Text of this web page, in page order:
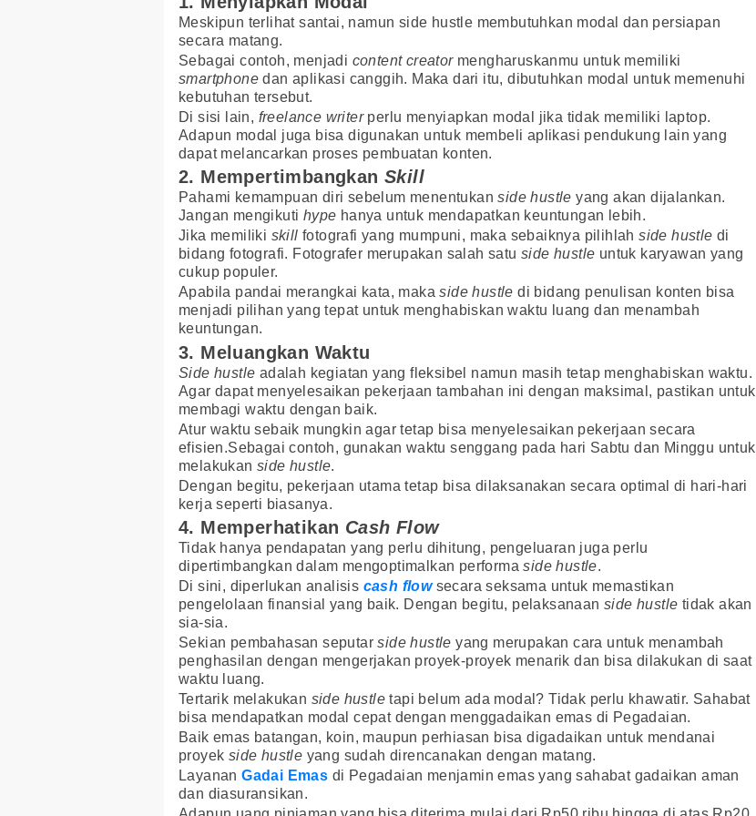
Meskipun terlihat santai, namun side hustle membutuhkan modal dan persiapan
secara matang.
Sebagai contoh, menjadi content creatormengharuskanmu untuk memiliki
smartphone dan aplikasi canggih. Maka dari itu, dibutuhkan modal untuk memenuhi
kebutuhan tersebut.
Di sisi lain, freelance writerperlu menyiapkan modal jika tidak memiliki laptop.
Adapun modal juga bisa digunakan untuk membeli aplikasi pendukung lain yang
dapat melancarkan proses pembuatan konten.
2. Mempertimbangkan Skill
Pahami kemampuan diri sebelum menentukanside hustle yang akan dijalankan.
Jangan mengikuti hype hanya untuk mendapatkan keuntungan lebih.
Jika memiliki skill fotografi yang mumpuni, maka sebaiknya pilihlahside hustle di
bidang fotografi. Fotografer merupakan salah satu side hustle untuk karyawan yang
cukup populer.
Apabila pandai merangkai kata, makaside hustle di bidang penulisan konten bisa
menjadi pilihan yang tepat untuk menghabiskan waktu luang dan menambah
keuntungan.
3. Meluangkan Waktu
Side hustle adalah kegiatan yang fleksibel namun masih tetap menghabiskan waktu.
Agar dapat menyelesaikan pekerjaan tambahan ini dengan maksimal, pastikan untuk
membagi waktu dengan baik.
Atur waktu sebaik mungkin agar tetap bisa menyelesaikan pekerjaan secara
efisien.Sebagai contoh, gunakan waktu senggang pada hari Sabtu dan Minggu untuk
melakukanside hustle.
Dengan begitu, pekerjaan utama tetap bisa dilaksanakan secara optimal di hari-hari
kerja seperti biasanya.
4. Memperhatikan Cash Flow
Tidak hanya pendapatan yang perlu dihitung, pengeluaran juga perlu
dipertimbangkan dalam mengoptimalkan performaside hustle.
Di sini, diperlukan analisis cash flowsecara seksama untuk memastikan
pengelolaan finansial yang baik. Dengan begitu, pelaksanaan side hustle tidak akan
sia-sia.
Sekian pembahasan seputarside hustle yang merupakan cara untuk menambah
penghasilan dengan mengerjakan proyek-proyek menarik dan bisa dilakukan di saat
waktu luang.
Tertarik melakukan side hustle tapi belum ada modal? Tidak perlu khawatir. Sahabat
bisa mendapatkan modal cepat dengan menggadaikan emas di Pegadaian.
Baik emas batangan, koin, maupun perhiasan bisa digadaikan untuk mendanai
proyek side hustle yang sudah direncanakan dengan matang.
LayananGadai Emas di Pegadaian menjamin emas yang sahabat gadaikan aman
dan diasuransikan.